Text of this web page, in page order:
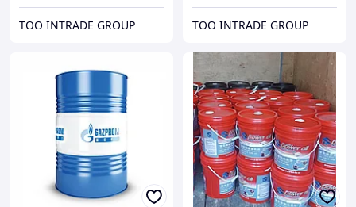
ТОО INTRADE GROUP ТОО INTRADE GROUP